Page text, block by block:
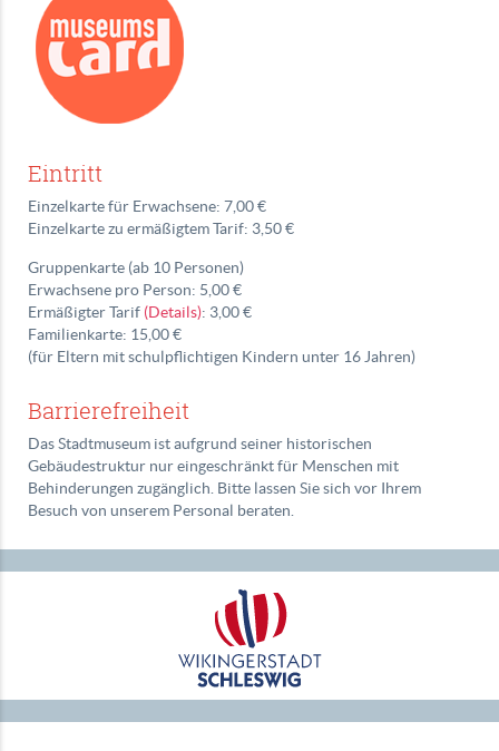
Eintritt
Einzelkarte für Erwachsene: 7,00 €
Einzelkarte zu ermäßigtem Tarif: 3,50 €
Gruppenkarte (ab 10 Personen)
Erwachsene pro Person: 5,00 €
Ermäßigter Tarif (Details): 3,00 €
Familienkarte: 15,00 €
(für Eltern mit schulpflichtigen Kindern unter 16 Jahren)
Barrierefreiheit
Das Stadtmuseum ist aufgrund seiner historischen
Gebäudestruktur nur eingeschränkt für Menschen mit
Behinderungen zugänglich. Bitte lassen Sie sich vor Ihrem
Besuch von unserem Personal beraten.